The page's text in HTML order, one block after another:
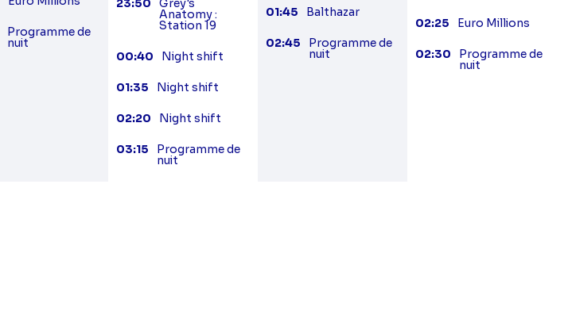
Programme de
nuit
23:50 Grey's
Anatomy :
Station 19
00:40 Night shift
01:35 Night shift
02:20 Night shift
03:15 Programme de
nuit
01:45 Balthazar
02:45 Programme de
nuit
02:25 Euro Millions
02:30 Programme de
nuit